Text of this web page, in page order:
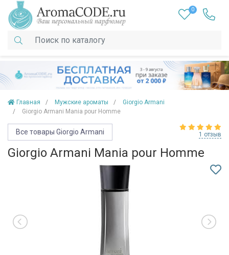
0
Главная Мужские ароматы
Giorgio Armani
Giorgio Armani Mania pour Homme
Все товары Giorgio Armani 1 отзыв
Giorgio Armani Mania pour Homme